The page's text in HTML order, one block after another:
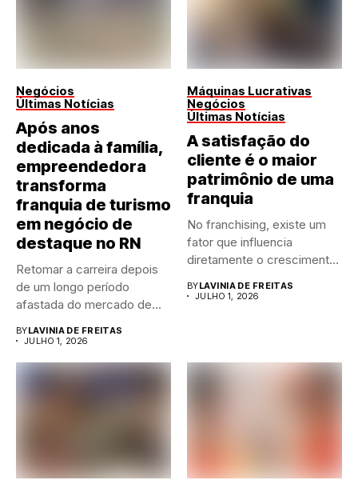
Negócios
Últimas Notícias
Após anos
dedicada à família,
empreendedora
transforma
franquia de turismo
em negócio de
destaque no RN
Retomar a carreira depois
de um longo período
afastada do mercado de...
BYLAVINIA DE FREITAS
JULHO 1, 2026
Máquinas Lucrativas
Negócios
Últimas Notícias
A satisfação do
cliente é o maior
patrimônio de uma
franquia
No franchising, existe um
fator que influencia
diretamente o crescimento
BYLAVINIA DE FREITAS
JULHO 1, 2026